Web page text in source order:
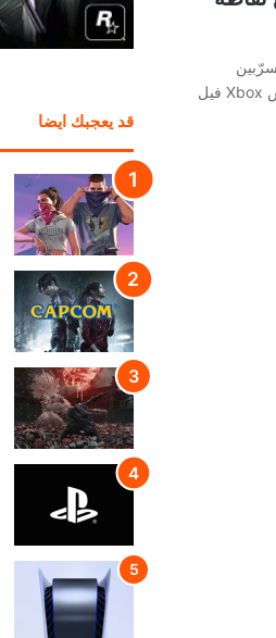
المعروفين بأن نقاط Gamerscore الخاصة برئيس Xbox فيل
قد يعجبك ايضا